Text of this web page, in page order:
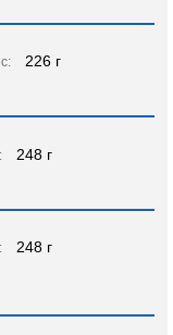
226 г
248 г
248 г